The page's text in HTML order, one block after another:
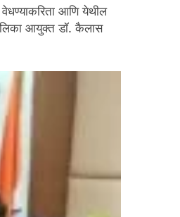
आणि येथील
आयुक्त डॉ. कैलास